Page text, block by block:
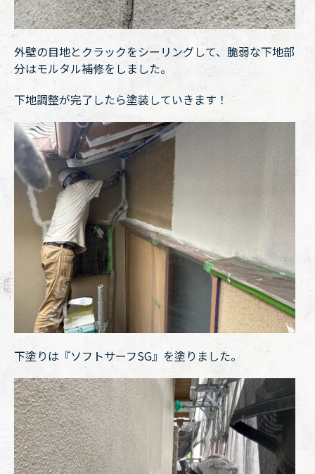
外壁の目地とクラックをシーリングして、脆弱な下地部
分はモルタル補修をしました。
下地調整が完了したら塗装していきます！
下塗りは『ソフトサーフSG』を塗りました。